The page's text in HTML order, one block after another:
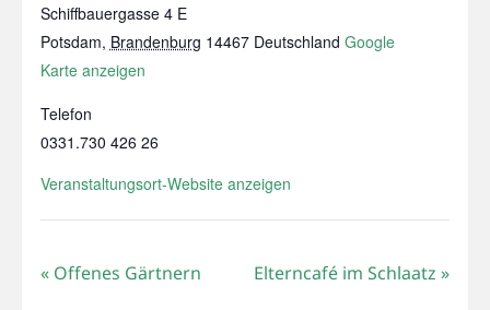
Schiffbauergasse 4 E
Potsdam, Brandenburg 14467 Deutschland Google
Karte anzeigen
Telefon
0331.730 426 26
Veranstaltungsort-Website anzeigen
«Offenes Gärtnern Elterncafé im Schlaatz»